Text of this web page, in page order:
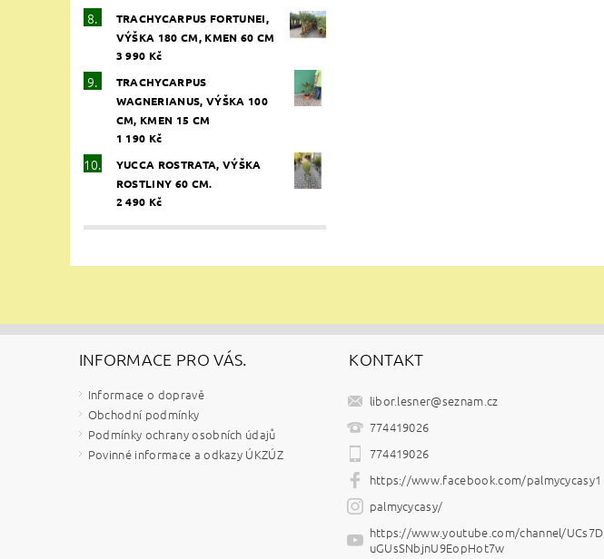
TRACHYCARPUS FORTUNEI,
VÝŠKA 180 CM, KMEN 60 CM
3 990 Kč
TRACHYCARPUS
WAGNERIANUS, VÝŠKA 100
CM, KMEN 15 CM
1 190 Kč
YUCCA ROSTRATA, VÝŠKA
ROSTLINY 60 CM.
2 490 Kč
INFORMACE PRO VÁS.
Informace o dopravě
Obchodní podmínky
Podmínky ochrany osobních údajů
Povinné informace a odkazy ÚKZÚZ
KONTAKT
libor.lesner@seznam.cz
774419026
774419026
https://www.facebook.com/palmycycasy1
palmycycasy/
https://www.youtube.com/channel/UCs7D
uGUsSNbjnU9EopHot7w